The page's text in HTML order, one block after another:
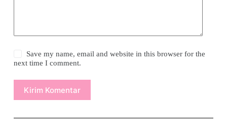
Save my name, email and website in this browser for the
next time I comment.
Kirim Komentar